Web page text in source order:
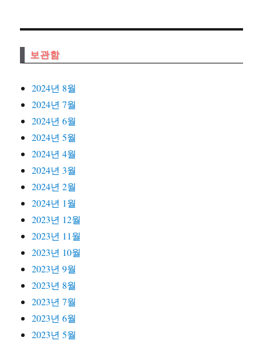
보관함
2024년 8월
2024년 7월
2024년 6월
2024년 5월
2024년 4월
2024년 3월
2024년 2월
2024년 1월
2023년 12월
2023년 11월
2023년 10월
2023년 9월
2023년 8월
2023년 7월
2023년 6월
2023년 5월